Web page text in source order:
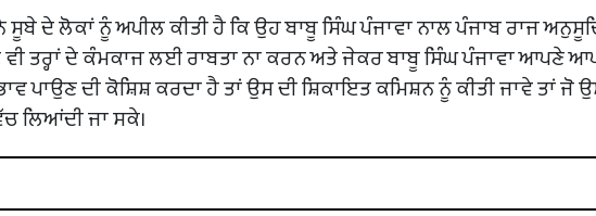
ਦੇ ਲੋਕਾਂ ਨੂੰ ਅਪੀਲ ਕੀਤੀ ਹੈ ਕਿ ਉਹ ਬਾਬੂ ਸਿੰਘ ਪੰਜਾਵਾ ਨਾਲ ਪੰਜਾਬ ਰਾਜ
ਤਰ੍ਹਾਂ ਦੇ ਕੰਮਕਾਜ ਲਈ ਰਾਬਤਾ ਨਾ ਕਰਨ ਅਤੇ ਜੇਕਰ ਬਾਬੂ ਸਿੰਘ ਪੰਜਾਵਾ ਆਪਣੇ
ਪਾਉਣ ਦੀ ਕੋਸ਼ਿਸ਼ ਕਰਦਾ ਹੈ ਤਾਂ ਉਸ ਦੀ ਸ਼ਿਕਾਇਤ ਕਮਿਸ਼ਨ ਨੂੰ ਕੀਤੀ ਜਾਵੇ ਤਾਂ ਜੋ
ਲਿਆਂਦੀ ਜਾ ਸਕੇ।